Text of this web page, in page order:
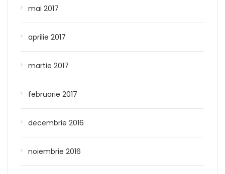
mai 2017
aprilie 2017
martie 2017
februarie 2017
decembrie 2016
noiembrie 2016